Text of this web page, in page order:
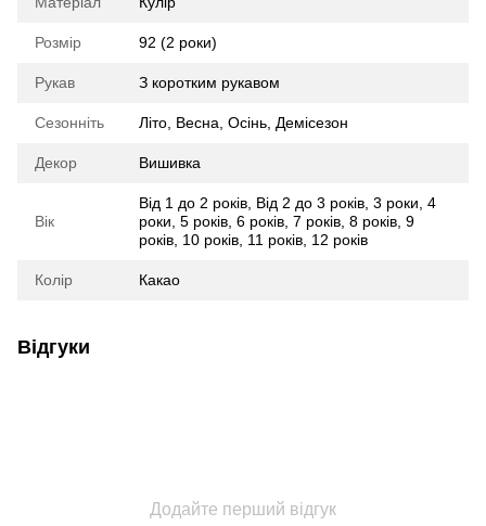
Розмір 92 (2 роки)
Рукав З коротким рукавом
Сезонніть Літо Весна Осінь Демісезон
Декор Вишивка
Вік
Від 1 до 2 років Від 2 до 3 років 3 роки 4
роки 5 років 6 років 7 років 8 років 9
років 10 років 11 років 12 років
Колір Какао
Відгуки
Додайте перший відгук